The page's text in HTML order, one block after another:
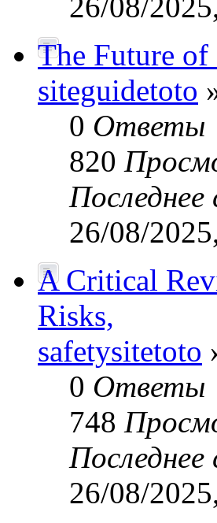
26/08/
The Future
siteguidetoto
0 Ответы
820
26/08/
A Critical
Risks,
safetysitetoto
0 Ответы
748
26/08/